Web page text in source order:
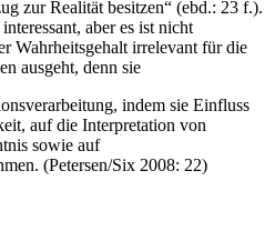
zur Realität besitzen“ (ebd.: 23 f.).
aber es ist nicht
Wahrheitsgehalt irrelevant für die
ausgeht, denn sie
indem sie Einfluss
auf die Interpretation von
sowie auf
(Petersen/Six 2008: 22)